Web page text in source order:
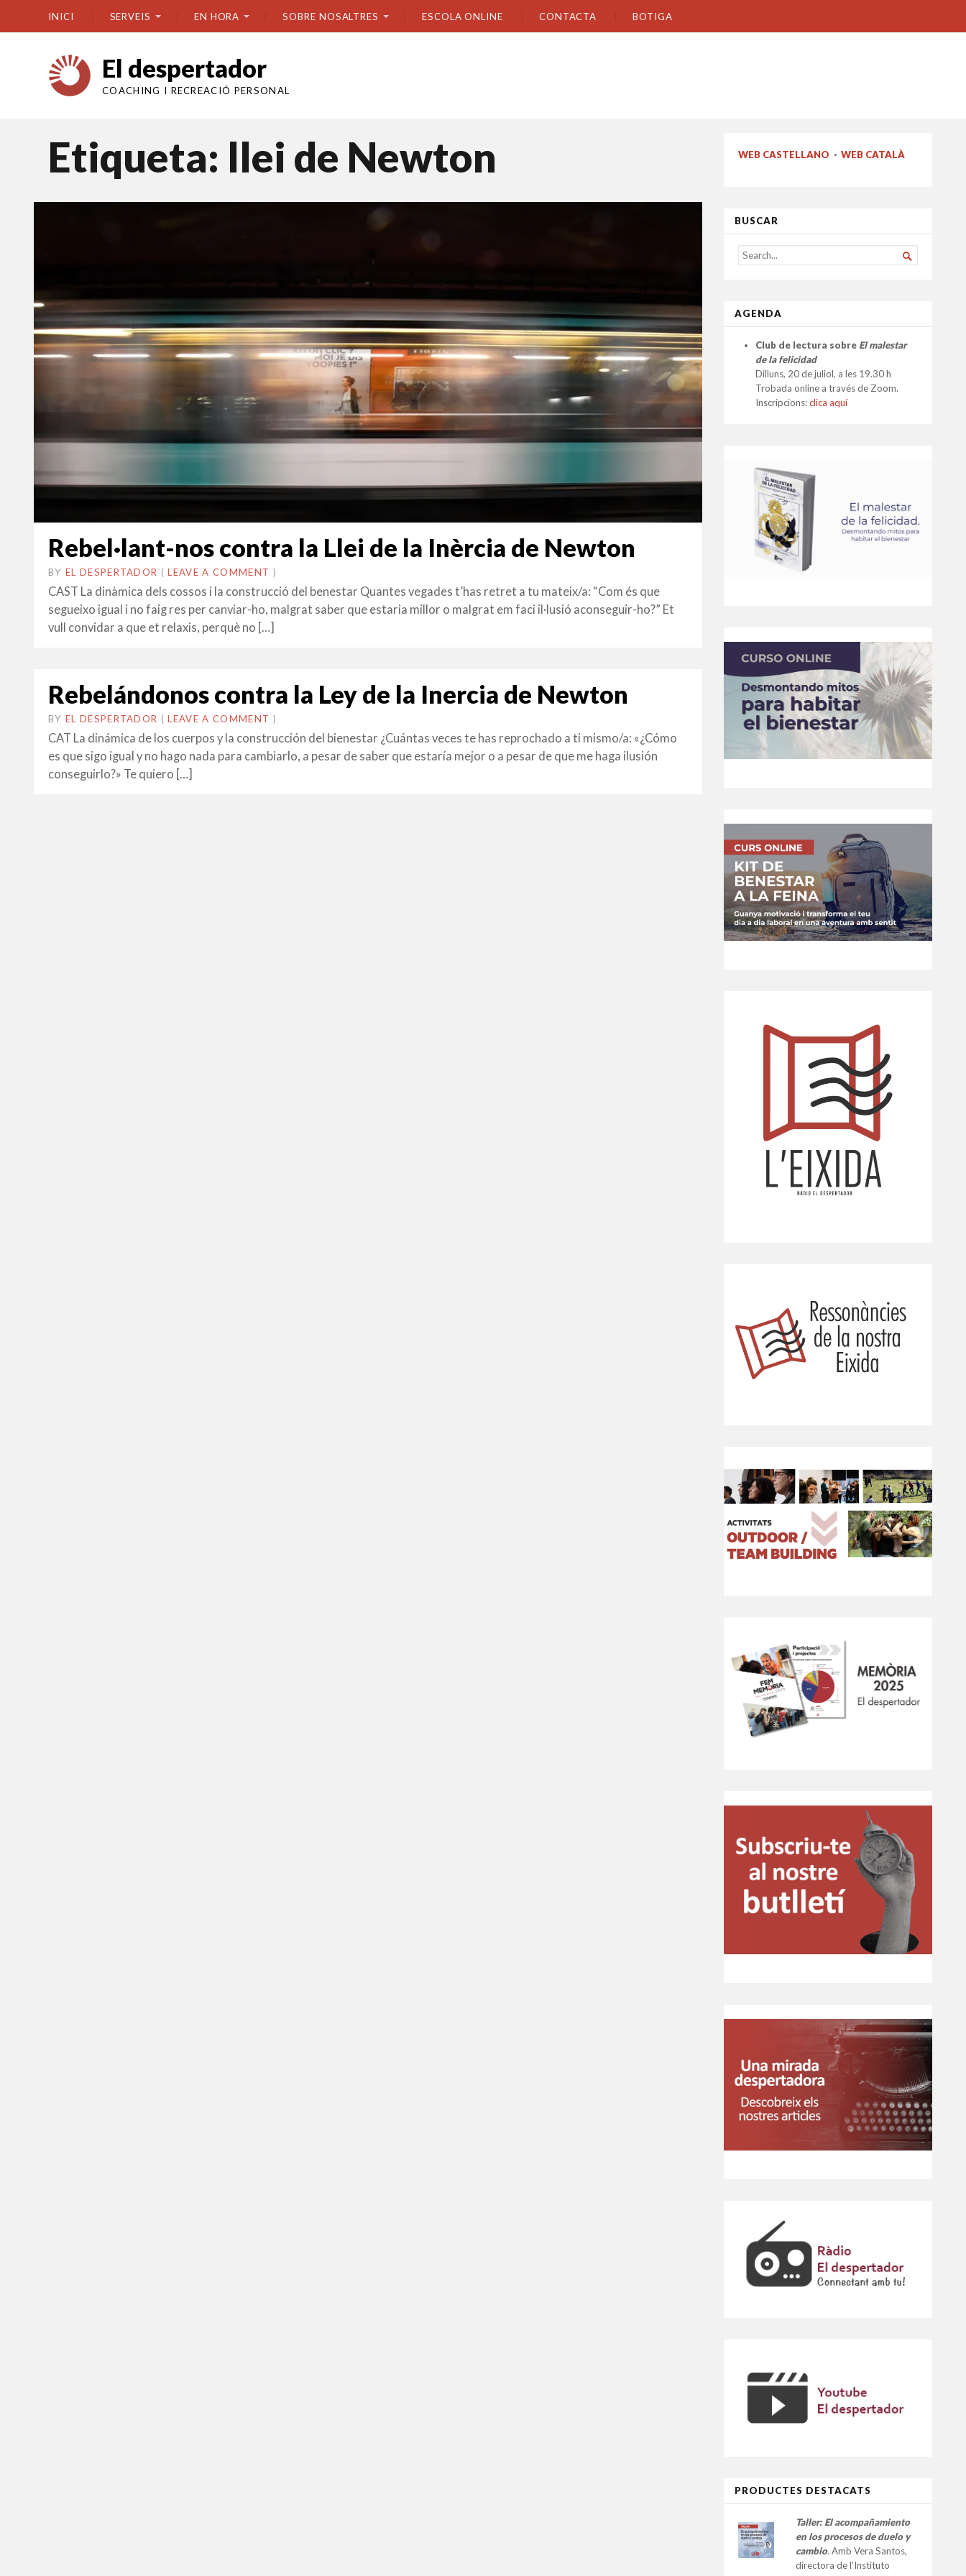
INICI SERVEIS EN HORA SOBRE NOSALTRES ESCOLA ONLINE CONTACTA BOTIGA
El despertador
COACHING I RECREACIÓ PERSONAL
Etiqueta: llei de Newton
Rebel·lant-nos contra la Llei de la Inèrcia de Newton
BY EL DESPERTADOR ON
29
NOVEMBRE
•(LEAVE A COMMENT )
CAST La dinàmica dels cossos i la construcció del benestar Quantes vegades t’has retret a tu mateix/a: “Com és que
segueixo igual i no faig res per canviar-ho, malgrat saber que estaria millor o malgrat em faci il·lusió aconseguir-ho?” Et
vull convidar a que et relaxis, perquè no […]
Rebelándonos contra la Ley de la Inercia de Newton
BY EL DESPERTADOR ON
30
NOVEMBRE
•(LEAVE A COMMENT )
CAT La dinámica de los cuerpos y la construcción del bienestar ¿Cuántas veces te has reprochado a ti mismo/a: «¿Cómo
es que sigo igual y no hago nada para cambiarlo, a pesar de saber que estaría mejor o a pesar de que me haga ilusión
conseguirlo?» Te quiero […]
WEB CASTELLANO · WEB CATALÀ
BUSCAR
SEARCH
FOR...

AGENDA
Club de lectura sobre El malestar
de la felicidad
Dilluns, 20 de juliol, a les 19.30 h
Trobada online a través de Zoom.
Inscripcions:clica aquí
PRODUCTES DESTACATS
Taller: El acompañamiento
en los procesos de duelo y
cambio. Amb Vera Santos,
directora de l’Instituto